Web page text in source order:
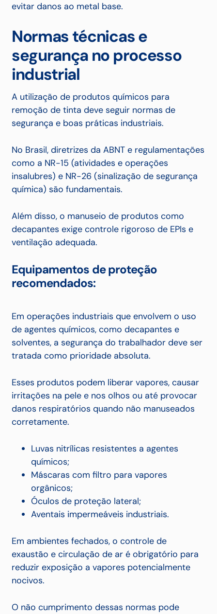
evitar danos ao metal base.
Normas técnicas e
segurança no processo
industrial
A utilização de produtos químicos para
remoção de tinta deve seguir normas de
segurança e boas práticas industriais.
No Brasil, diretrizes da ABNT e regulamentações
como a NR-15 (atividades e operações
insalubres) e NR-26 (sinalização de segurança
química) são fundamentais.
Além disso, o manuseio de produtos como
decapantes exige controle rigoroso de EPIs e
ventilação adequada.
Equipamentos de proteção
recomendados:
Em operações industriais que envolvem o uso
de agentes químicos, como decapantes e
solventes, a segurança do trabalhador deve ser
tratada como prioridade absoluta.
Esses produtos podem liberar vapores, causar
irritações na pele e nos olhos ou até provocar
danos respiratórios quando não manuseados
corretamente.
Luvas nitrílicas resistentes a agentes
químicos;
Máscaras com filtro para vapores
orgânicos;
Óculos de proteção lateral;
Aventais impermeáveis industriais.
Em ambientes fechados, o controle de
exaustão e circulação de ar é obrigatório para
reduzir exposição a vapores potencialmente
nocivos.
O não cumprimento dessas normas pode